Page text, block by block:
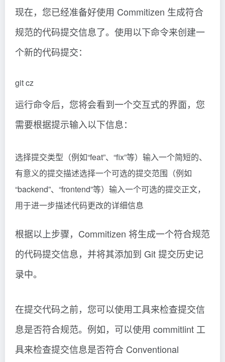
现在，您已经准备好使用 Commitizen 生成符合
规范的代码提交信息了。使用以下命令来创建一
个新的代码提交：
git cz
运行命令后，您将会看到一个交互式的界面，您
需要根据提示输入以下信息：
选择提交类型（例如“feat”、“fix”等）输入一个简短的、
有意义的提交描述选择一个可选的提交范围（例如
“backend”、“frontend”等）输入一个可选的提交正文，
用于进一步描述代码更改的详细信息
根据以上步骤，Commitizen 将生成一个符合规范
的代码提交信息，并将其添加到 Git 提交历史记
录中。
在提交代码之前，您可以使用工具来检查提交信
息是否符合规范。例如，可以使用 commitlint 工
具来检查提交信息是否符合 Conventional